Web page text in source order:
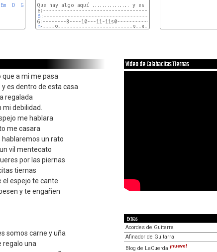
Em D G F#7 B
D
Que hay algo aquí ............... y es dentro de esta casa
B :-----------------------------------------------------------
D
que a mi me pasa
es dentro de esta casa
regalada
debilidad.
me hablara
me casara
hablaremos un rato
vil mentecato
por las piernas
tiernas
el espejo te cante
y te engañen
somos carne y uña
regalo una
Video de Calabacitas Tiernas
Extras
Acordes de Guitarra
Afinador de Guitarra
Blog de LaCuerda ¡nuevo!